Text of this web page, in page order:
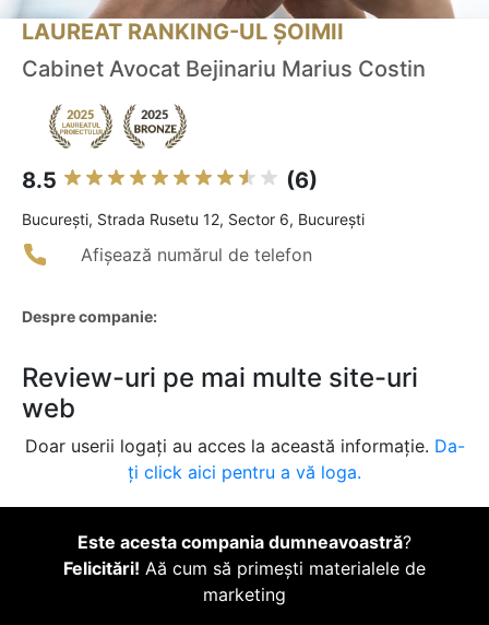
LAUREAT RANKING-UL ȘOIMII
Cabinet Avocat Bejinariu Marius Costin
8.5 (6)
Bucureşti, Strada Rusetu 12, Sector 6, București
Afișează numărul de telefon
Despre companie:
Review-uri pe mai multe site-uri
web
Doar userii logați au acces la această informație. Da-
ți click aici pentru a vă loga.
Este acesta compania dumneavoastră?
Felicitări! Aă cum să primești materialele de
marketing